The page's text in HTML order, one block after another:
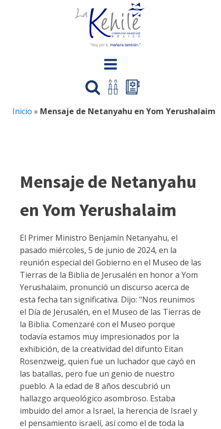
Inicio » Mensaje de Netanyahu en Yom Yerushalaim
Mensaje de Netanyahu
en Yom Yerushalaim
El Primer Ministro Benjamín Netanyahu, el
pasado miércoles, 5 de junio de 2024, en la
reunión especial del Gobierno en el Museo de las
Tierras de la Biblia de Jerusalén en honor a Yom
Yerushalaim, pronunció un discurso acerca de
esta fecha tan significativa. Dijo: "Nos reunimos
el Día de Jerusalén, en el Museo de las Tierras de
la Biblia. Comenzaré con el Museo porque
todavía estamos muy impresionados por la
exhibición, de la creatividad del difunto Eitan
Rosenzweig, quien fue un luchador que cayó en
las batallas, pero fue un genio de nuestro
pueblo. A la edad de 8 años descubrió un
hallazgo arqueológico asombroso. Estaba
imbuido del amor a Israel, la herencia de Israel y
el pensamiento israelí, así como el de toda la